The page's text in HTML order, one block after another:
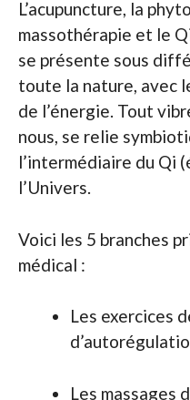
L’acupuncture, la
massothérapie et le
se présente sous
toute la nature, avec
de l’énergie. Tout
nous, se relie
l’intermédiaire du Qi
l’Univers.
Voici les 5 branches
médical :
Les exercices
Les massages